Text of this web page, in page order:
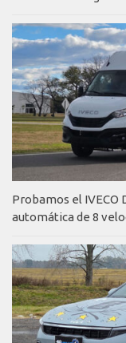
Probamos el IVECO
automática de 8